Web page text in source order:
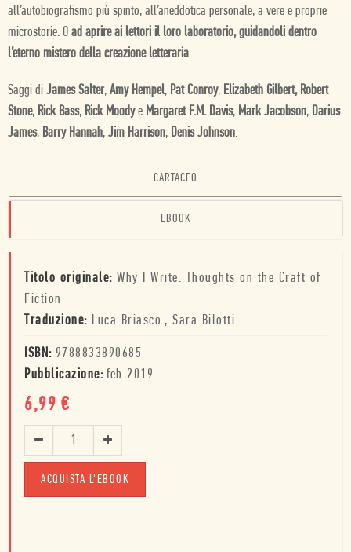
all’autobiografismo più spinto, all’aneddotica personale, a vere e proprie
microstorie. O ad aprire ai lettori il loro laboratorio, guidandoli dentro
l’eterno mistero della creazione letteraria.
Saggi di James Salter, Amy Hempel, Pat Conroy, Elizabeth Gilbert, Robert
Stone, Rick Bass, Rick Moodye Margaret F.M. Davis, Mark Jacobson, Darius
James, Barry Hannah, Jim Harrison, Denis Johnson.
CARTACEO
EBOOK
Titolo originale: Why I Write. Thoughts on the Craft of
Fiction
Traduzione: Luca Briasco , Sara Bilotti
ISBN: 9788833890685
Pubblicazione: feb 2019
6,99 €
ACQUISTA L'EBOOK